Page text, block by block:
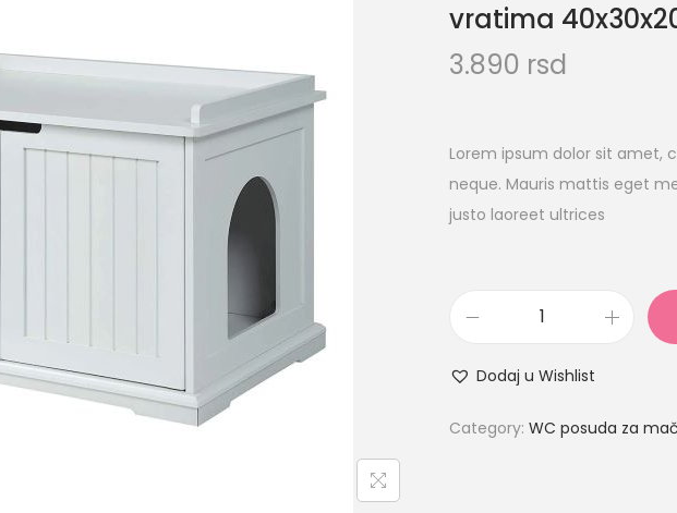
vratima
3.890 rsd
Lorem ipsum dolor sit amet,
neque. Mauris mattis eget
justo laoreet ultrices
Dodaj u Wishlist
Category: WC posuda za